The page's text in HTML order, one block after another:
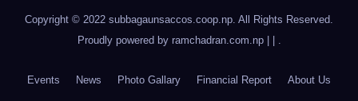
Copyright © 2022 subbagaunsaccos.coop.np. All Rights Reserved.
Proudly powered by ramchadran.com.np |
.
Events News Photo Gallary Financial Report About Us